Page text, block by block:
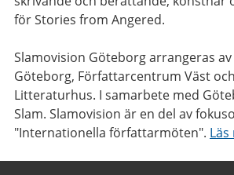
för Stories from Angered.
Slamovision Göteborg arrangeras
Göteborg, Författarcentrum Väst
Litteraturhus. I samarbete med
Slam. Slamovision är en del av
"Internationella författarmöten".